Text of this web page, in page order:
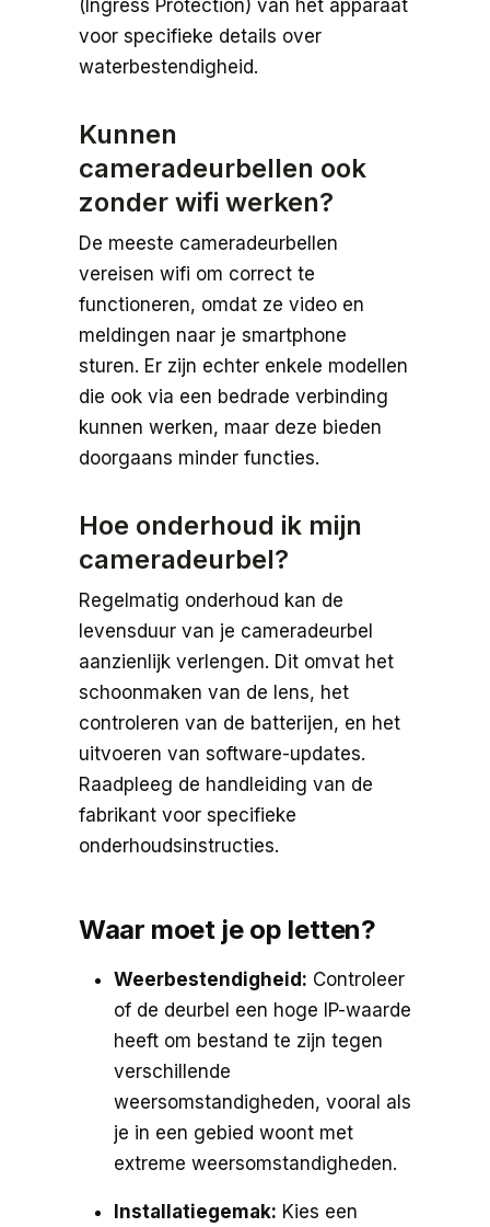
(Ingress Protection) van het apparaat
voor specifieke details over
waterbestendigheid.
Kunnen
cameradeurbellen ook
zonder wifi werken?
De meeste cameradeurbellen
vereisen wifi om correct te
functioneren, omdat ze video en
meldingen naar je smartphone
sturen. Er zijn echter enkele modellen
die ook via een bedrade verbinding
kunnen werken, maar deze bieden
doorgaans minder functies.
Hoe onderhoud ik mijn
cameradeurbel?
Regelmatig onderhoud kan de
levensduur van je cameradeurbel
aanzienlijk verlengen. Dit omvat het
schoonmaken van de lens, het
controleren van de batterijen, en het
uitvoeren van software-updates.
Raadpleeg de handleiding van de
fabrikant voor specifieke
onderhoudsinstructies.
Waar moet je op letten?
Weerbestendigheid: Controleer
of de deurbel een hoge IP-waarde
heeft om bestand te zijn tegen
verschillende
weersomstandigheden, vooral als
je in een gebied woont met
extreme weersomstandigheden.
Installatiegemak: Kies een